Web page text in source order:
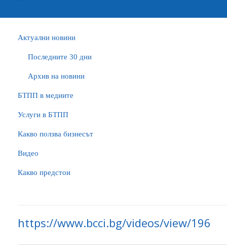
Актуални новини
Последните 30 дни
Архив на новини
БTПП в медиите
Услуги в БТПП
Какво ползва бизнесът
Видео
Какво предстои
https://www.bcci.bg/videos/view/196